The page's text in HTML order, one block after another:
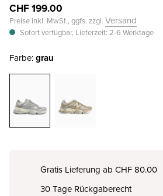
CHF 199.00
Preise inkl. MwSt., ggfs. zzgl. Versand
Sofort verfügbar, Lieferzeit: 2-6 Werktage
Farbe:grau
Gratis Lieferung ab CHF 80.00
30 Tage Rückgaberecht